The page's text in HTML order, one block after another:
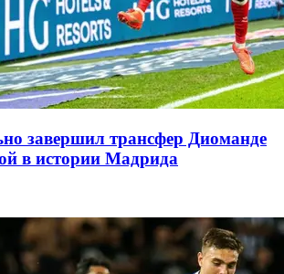
завершил трансфер Диоманде
в истории Мадрида